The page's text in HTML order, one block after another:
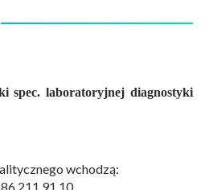
spec. laboratoryjnej diagnostyki
wchodzą:
211 91 10